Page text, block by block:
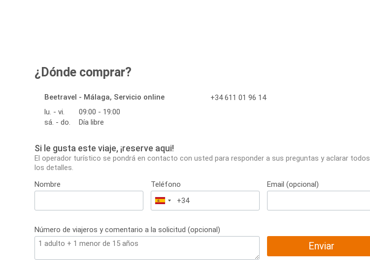
¿Dónde comprar?
Beetravel - Málaga, Servicio online
lu. - vi.
09:00 - 19:00
sá. - do.
Día libre
+34 611 01 96 14
Si le gusta este viaje, ¡reserve aqui!
El operador turístico se pondrá en contacto con usted para responder a sus preguntas y aclarar todos
los detalles.
Nombre
Teléfono
España
+34
Email (opcional)
Número de viajeros y comentario a la solicitud (opcional)
Enviar